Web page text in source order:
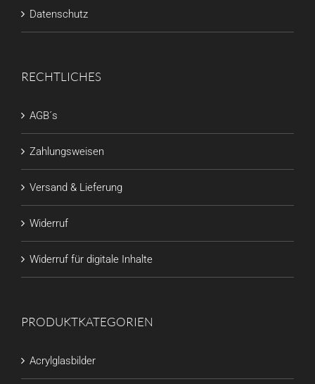
Datenschutz
RECHTLICHES
AGB´s
Zahlungsweisen
Versand & Lieferung
Widerruf
Widerruf für digitale Inhalte
PRODUKTKATEGORIEN
Acrylglasbilder